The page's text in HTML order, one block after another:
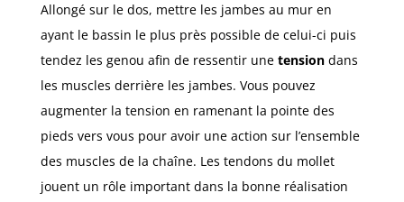
Allongé sur le dos, mettre les jambes au mur en
ayant le bassin le plus près possible de celui-ci puis
tendez les genou afin de ressentir unetensiondans
les muscles derrière les jambes. Vous pouvez
augmenter la tension en ramenant la pointe des
pieds vers vous pour avoir une action sur l’ensemble
des muscles de la chaîne. Les tendons du mollet
jouent un rôle important dans la bonne réalisation